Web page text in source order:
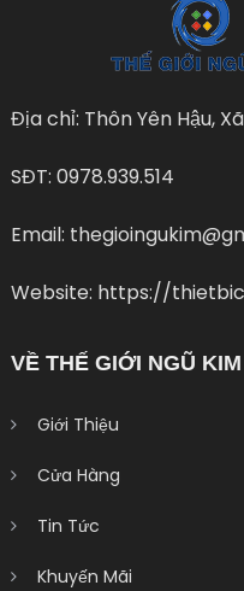
Địa chỉ: Thôn Yên Hậu,
SĐT: 0978.939.514
Email:
Website: https://
VỀ THẾ GIỚI NGŨ KIM
Giới Thiệu
Cửa Hàng
Tin Tức
Khuyến Mãi